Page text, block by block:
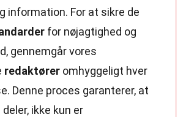
information. For at sikre de
for nøjagtighed og
gennemgår vores
redaktører omhyggeligt hver
Denne proces garanterer, at
ikke kun er